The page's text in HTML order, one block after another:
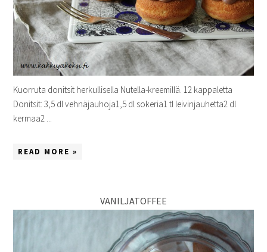
Kuorruta donitsit herkullisella Nutella-kreemillä. 12 kappaletta
Donitsit: 3,5 dl vehnäjauhoja1,5 dl sokeria1 tl leivinjauhetta2 dl
kermaa2 ...
READ MORE »
VANILJATOFFEE